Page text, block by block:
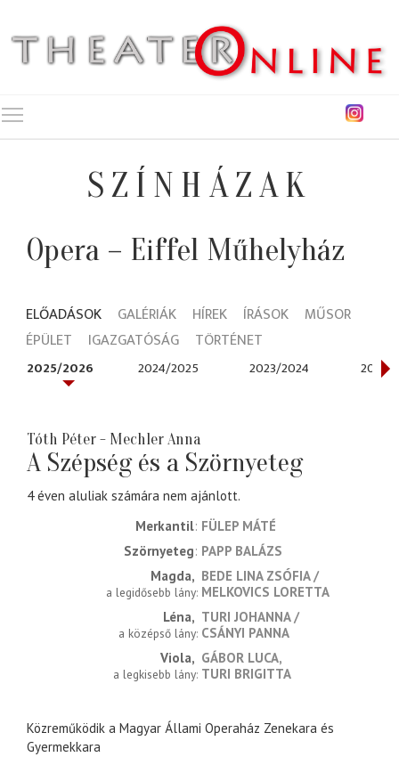
SZÍNHÁZAK
Opera – Eiffel Műhelyház
ELŐADÁSOK GALÉRIÁK HÍREK ÍRÁSOK
MŰSOR
ÉPÜLET
IGAZGATÓSÁG TÖRTÉNET
2025/2026 2024/2025 2023/2024 2021/
Tóth Péter - Mechler Anna
A Szépség és a Szörnyeteg
4 éven aluliak számára nem ajánlott.
Merkantil FÜLEP MÁTÉ
Szörnyeteg PAPP BALÁZS
Magda
a legidősebb lány
BEDE LINA ZSÓFIA
MELKOVICS LORETTA
Léna
a középső lány
TURI JOHANNA
CSÁNYI PANNA
Viola
a legkisebb lány
GÁBOR LUCA
TURI BRIGITTA
Közreműködik a Magyar Állami Operaház Zenekara és
Gyermekkara